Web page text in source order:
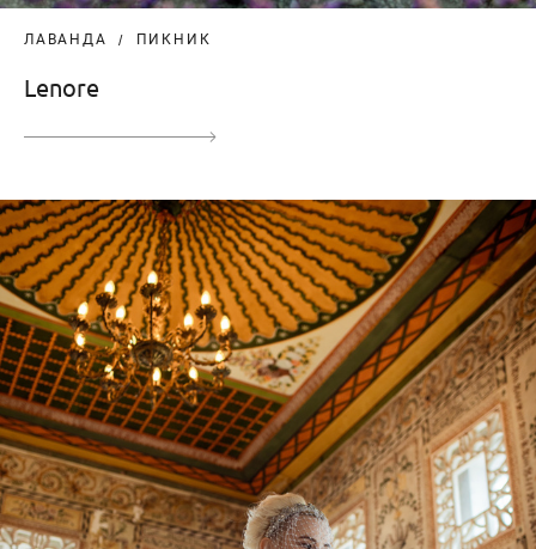
ЛАВАНДА ПИКНИК
Lenore